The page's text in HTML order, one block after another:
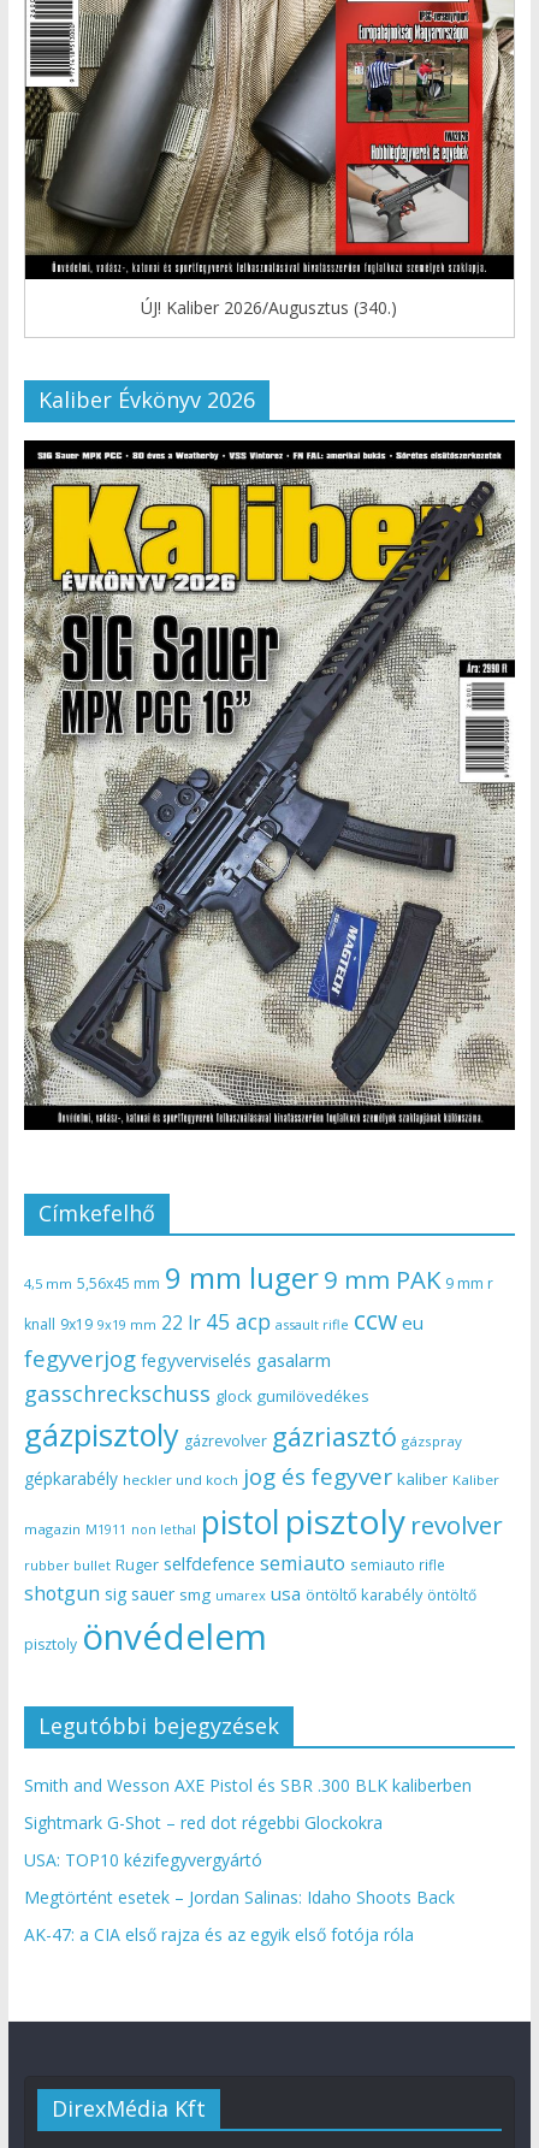
ÚJ! Kaliber 2026/Augusztus (340.)
Kaliber Évkönyv 2026
Címkefelhő
4,5 mm 5,56x45 mm 9 mm luger9 mm PAK 9 mm r
knall 9x19 9x19 mm 22 lr 45 acp assault rifle ccw eu
fegyverjog fegyverviselés gasalarm
gasschreckschuss glock gumilövedékes
gázpisztoly gázrevolver gázriasztó gázspray
gépkarabély heckler und koch jog és fegyver kaliber Kaliber
magazin M1911 non lethal pistol pisztoly revolver
rubber bullet Ruger selfdefence semiauto semiauto rifle
shotgun sig sauer smg umarex usa öntöltő karabély öntöltő
pisztoly önvédelem
Legutóbbi bejegyzések
Smith and Wesson AXE Pistol és SBR .300 BLK kaliberben
Sightmark G-Shot – red dot régebbi Glockokra
USA: TOP10 kézifegyvergyártó
Megtörtént esetek – Jordan Salinas: Idaho Shoots Back
AK-47: a CIA első rajza és az egyik első fotója róla
DirexMédia Kft